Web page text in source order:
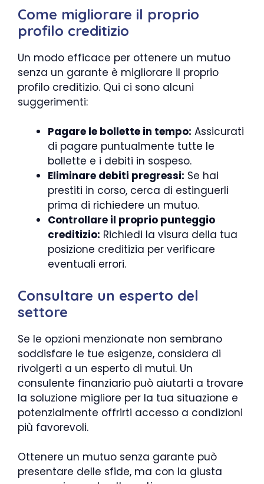
Come migliorare il proprio
profilo creditizio
Un modo efficace per ottenere un mutuo
senza un garante è migliorare il proprio
profilo creditizio. Qui ci sono alcuni
suggerimenti:
Pagare le bollette in tempo: Assicurati
di pagare puntualmente tutte le
bollette e i debiti in sospeso.
Eliminare debiti pregressi: Se hai
prestiti in corso, cerca di estinguerli
prima di richiedere un mutuo.
Controllare il proprio punteggio
creditizio: Richiedi la visura della tua
posizione creditizia per verificare
eventuali errori.
Consultare un esperto del
settore
Se le opzioni menzionate non sembrano
soddisfare le tue esigenze, considera di
rivolgerti a un esperto di mutui. Un
consulente finanziario può aiutarti a trovare
la soluzione migliore per la tua situazione e
potenzialmente offrirti accesso a condizioni
più favorevoli.
Ottenere un mutuo senza garante può
presentare delle sfide, ma con la giusta